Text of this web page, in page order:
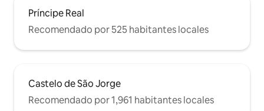
Príncipe Real
Recomendado por 525 habitantes locales
Castelo de São Jorge
Recomendado por 1,961 habitantes locales